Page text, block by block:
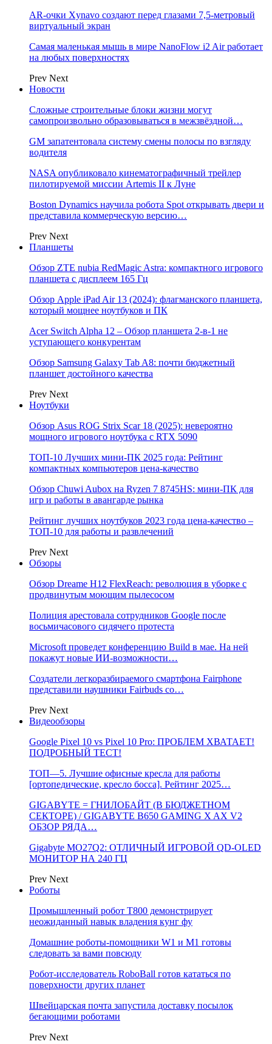
AR-очки Xynavo создают перед глазами 7,5-метровый
виртуальный экран
Самая маленькая мышь в мире NanoFlow i2 Air работает
на любых поверхностях
Prev Next
Новости
Сложные строительные блоки жизни могут
самопроизвольно образовываться в межзвёздной…
GM запатентовала систему смены полосы по взгляду
водителя
NASA опубликовало кинематографичный трейлер
пилотируемой миссии Artemis II к Луне
Boston Dynamics научила робота Spot открывать двери и
представила коммерческую версию…
Prev Next
Планшеты
Обзор ZTE nubia RedMagic Astra: компактного игрового
планшета с дисплеем 165 Гц
Обзор Apple iPad Air 13 (2024): флагманского планшета,
который мощнее ноутбуков и ПК
Acer Switch Alpha 12 – Обзор планшета 2-в-1 не
уступающего конкурентам
Обзор Samsung Galaxy Tab A8: почти бюджетный
планшет достойного качества
Prev Next
Ноутбуки
Обзор Asus ROG Strix Scar 18 (2025): невероятно
мощного игрового ноутбука с RTX 5090
ТОП-10 Лучших мини-ПК 2025 года: Рейтинг
компактных компьютеров цена-качество
Обзор Chuwi Aubox на Ryzen 7 8745HS: мини-ПК для
игр и работы в авангарде рынка
Рейтинг лучших ноутбуков 2023 года цена-качество –
ТОП-10 для работы и развлечений
Prev Next
Обзоры
Обзор Dreame H12 FlexReach: революция в уборке с
продвинутым моющим пылесосом
Полиция арестовала сотрудников Google после
восьмичасового сидячего протеста
Microsoft проведет конференцию Build в мае. На ней
покажут новые ИИ-возможности…
Создатели легкоразбираемого смартфона Fairphone
представили наушники Fairbuds со…
Prev Next
Видеообзоры
Google Pixel 10 vs Pixel 10 Pro: ПРОБЛЕМ ХВАТАЕТ!
ПОДРОБНЫЙ ТЕСТ!
ТОП—5. Лучшие офисные кресла для работы
[ортопедические, кресло босса]. Рейтинг 2025…
GIGABYTE = ГНИЛОБАЙТ (В БЮДЖЕТНОМ
СЕКТОРЕ) / GIGABYTE B650 GAMING X AX V2
ОБЗОР РЯДА…
Gigabyte MO27Q2: ОТЛИЧНЫЙ ИГРОВОЙ QD-OLED
МОНИТОР НА 240 ГЦ
Prev Next
Роботы
Промышленный робот Т800 демонстрирует
неожиданный навык владения кунг фу
Домашние роботы-помощники W1 и M1 готовы
следовать за вами повсюду
Робот-исследователь RoboBall готов кататься по
поверхности других планет
Швейцарская почта запустила доставку посылок
бегающими роботами
Prev Next